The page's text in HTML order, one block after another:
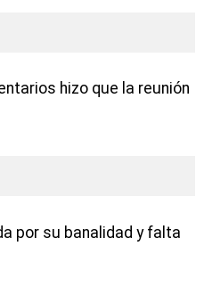
hizo que la reunión
por su banalidad y falta